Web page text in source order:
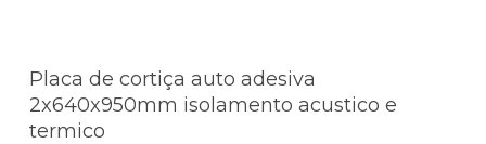
Placa de cortiça auto adesiva
2x640x950mm isolamento acustico e
termico